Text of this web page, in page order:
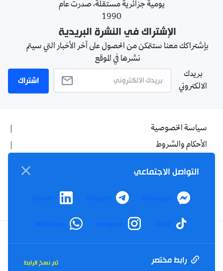
يومية جزائرية مستقلة، صدرت عام
1990
الإشتراك في النشرة البريدية
بإشتراكك معنا ستتمكن من الحصول على آخر الأخبار التي سيتم
نشرها في الموقع
بريدك
الالكتروني
اشتراك
سياسة الخصوصية
الأحكام والشروط
اتصل بنا
من نحن
Facebook
YouTube
TikTok
Twitter
التواصل الاجتماعي
Messenger
Telegram
LinkedIn
TikTok
Instagram
WhatsApp
رابط مختصر تم نسخ الرابط